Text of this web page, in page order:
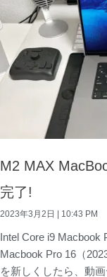
M2 MAX
完了!
2023年3月2日 10:43 PM
Intel Core i9 Macbook
Macbook Pro 16（
を新しくしたら、動